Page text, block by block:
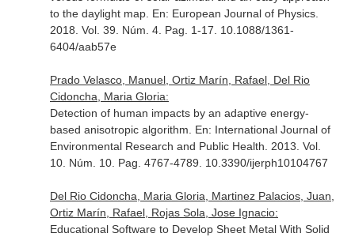
to the daylight map. En: European Journal of Physics.
2018. Vol. 39. Núm. 4. Pag. 1-17. 10.1088/1361-
6404/aab57e
Prado Velasco, Manuel, Ortiz Marín, Rafael, Del Rio
Cidoncha, Maria Gloria:
Detection of human impacts by an adaptive energy-
based anisotropic algorithm. En: International Journal of
Environmental Research and Public Health . 2013. Vol.
10. Núm. 10. Pag. 4767-4789. 10.3390/ijerph10104767
Del Rio Cidoncha, Maria Gloria, Martinez Palacios, Juan,
Ortiz Marín, Rafael, Rojas Sola, Jose Ignacio:
Educational Software to Develop Sheet Metal With Solid